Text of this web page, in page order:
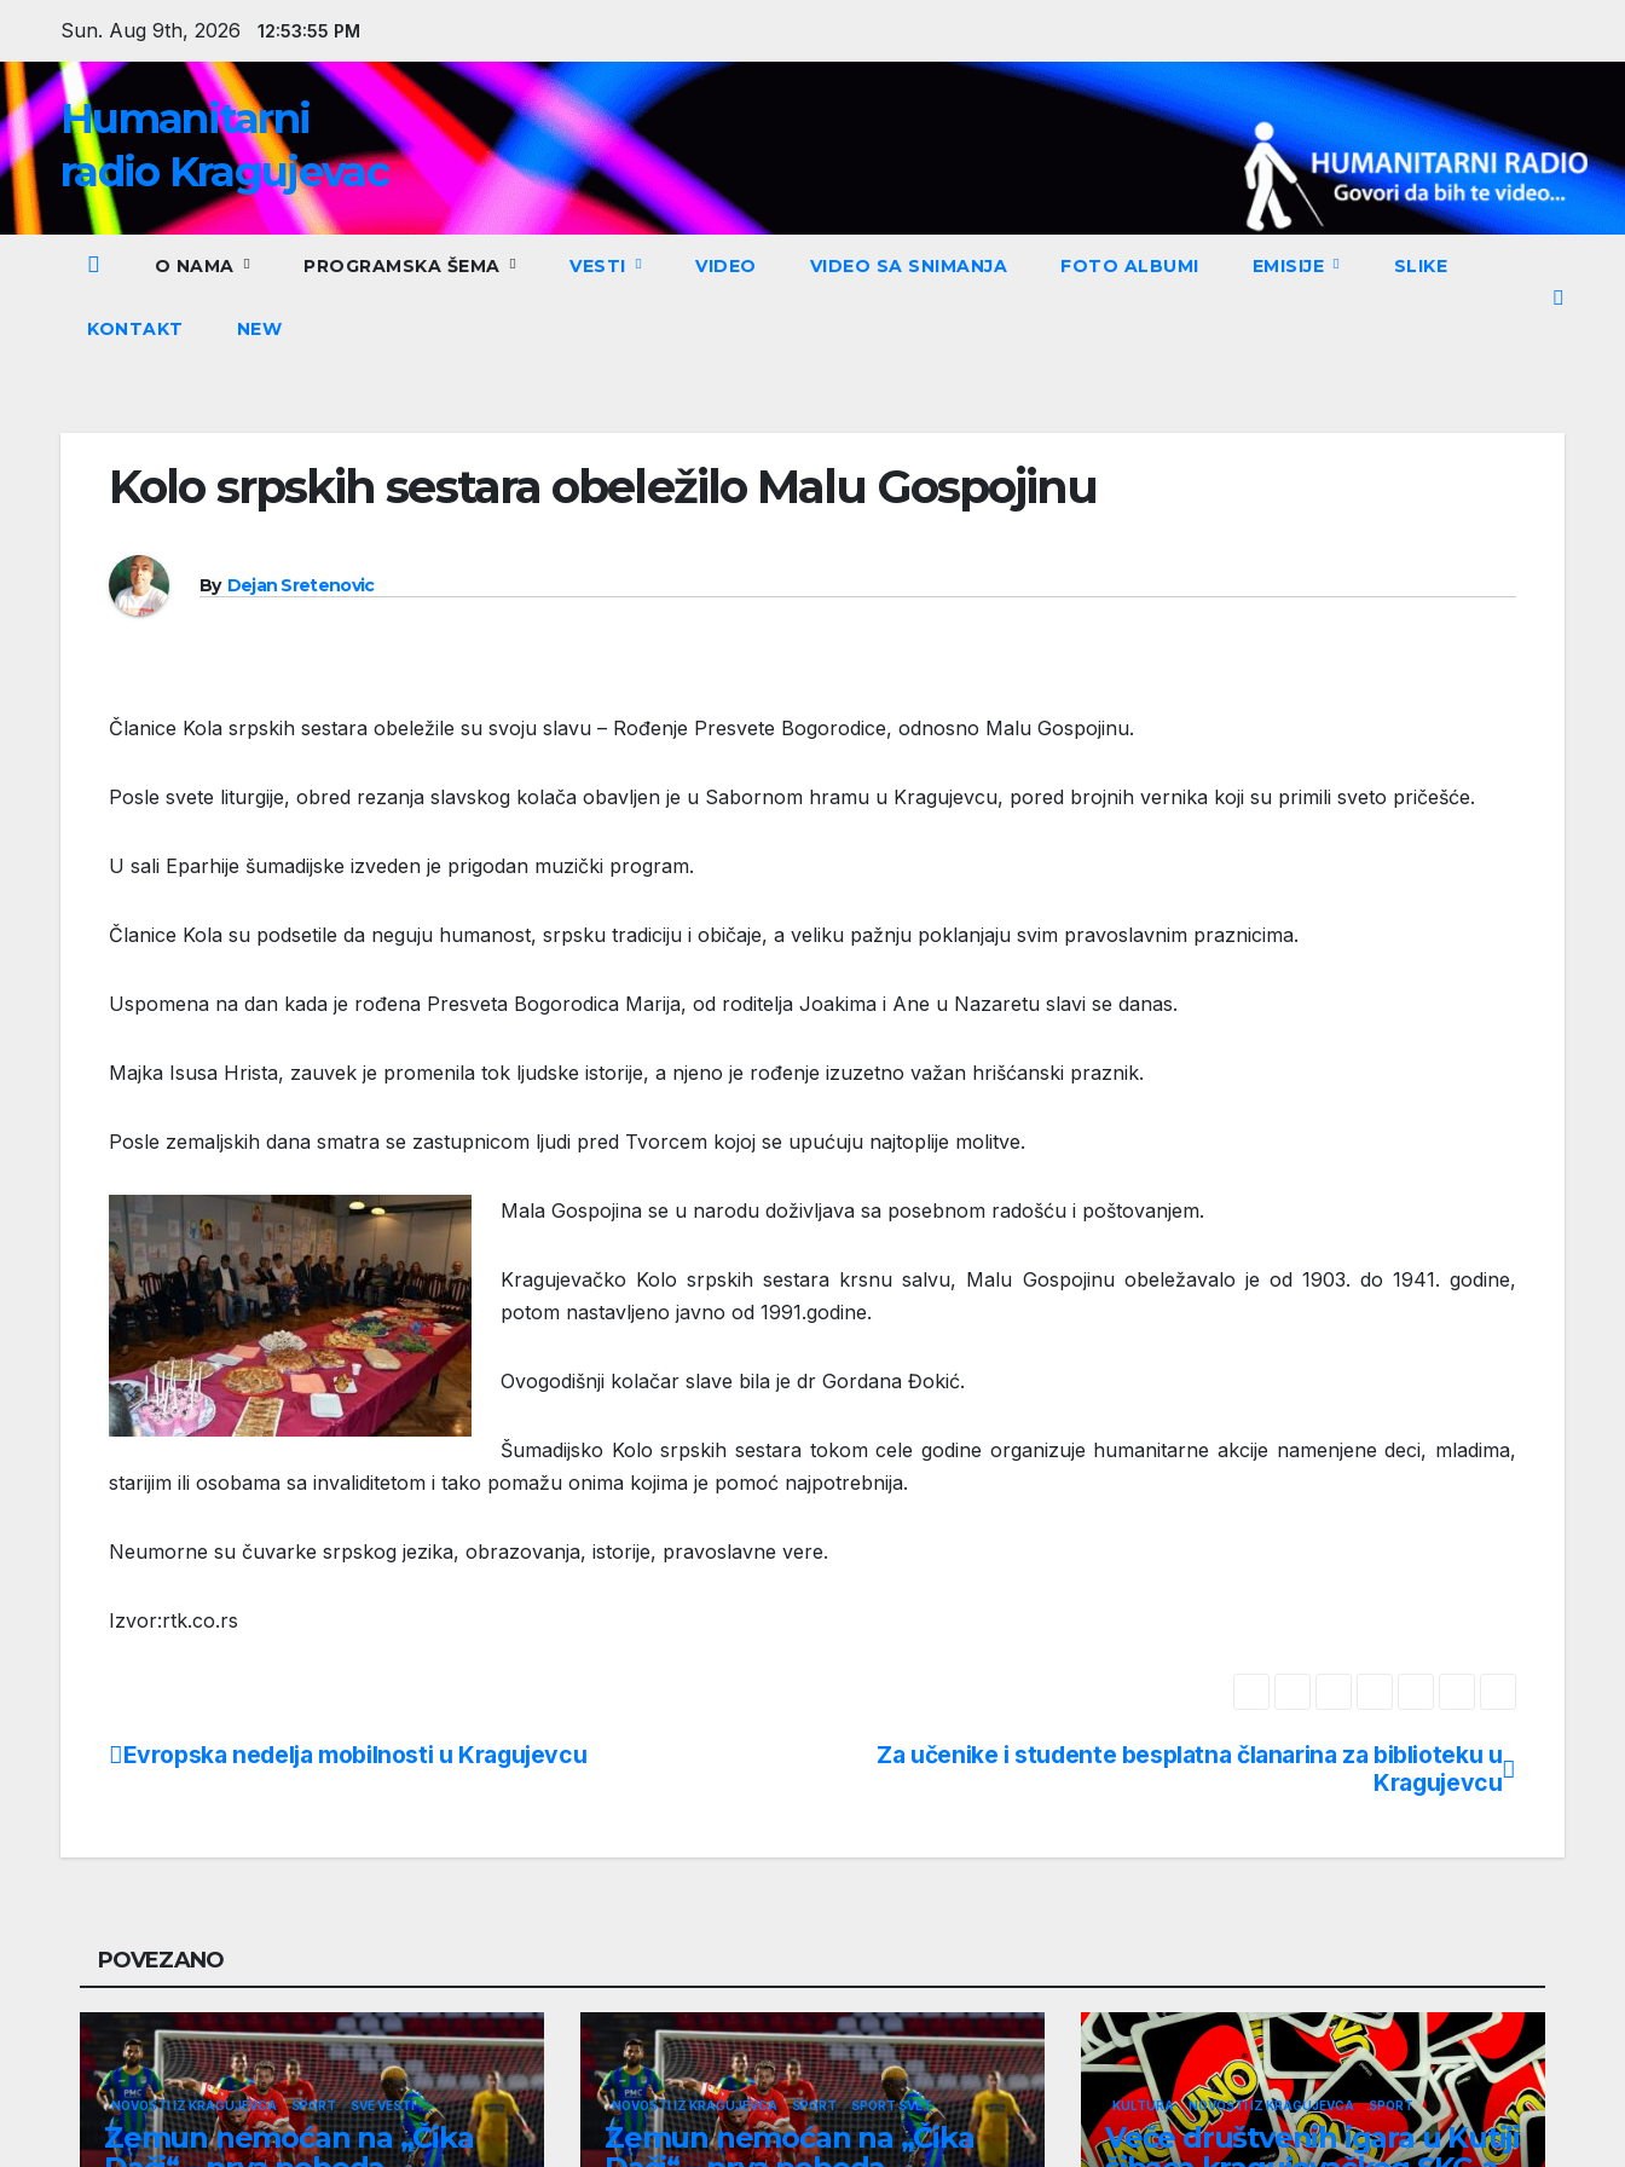
content
Sun. Aug 9th, 2026 12:53:56 PM
Humanitarni
radio Kragujevac
O NAMA PROGRAMSKA ŠEMA VESTI VIDEO VIDEO SA SNIMANJA FOTO ALBUMI EMISIJE SLIKE
KONTAKT NEW
Kolo srpskih sestara obeležilo Malu Gospojinu
By Dejan Sretenovic
Članice Kola srpskih sestara obeležile su svoju slavu – Rođenje Presvete Bogorodice, odnosno Malu Gospojinu.
Posle svete liturgije, obred rezanja slavskog kolača obavljen je u Sabornom hramu u Kragujevcu, pored brojnih vernika koji su primili sveto pričešće.
U sali Eparhije šumadijske izveden je prigodan muzički program.
Članice Kola su podsetile da neguju humanost, srpsku tradiciju i običaje, a veliku pažnju poklanjaju svim pravoslavnim praznicima.
Uspomena na dan kada je rođena Presveta Bogorodica Marija, od roditelja Joakima i Ane u Nazaretu slavi se danas.
Majka Isusa Hrista, zauvek je promenila tok ljudske istorije, a njeno je rođenje izuzetno važan hrišćanski praznik.
Posle zemaljskih dana smatra se zastupnicom ljudi pred Tvorcem kojoj se upućuju najtoplije molitve.
Mala Gospojina se u narodu doživljava sa posebnom radošću i poštovanjem.
Kragujevačko Kolo srpskih sestara krsnu salvu, Malu Gospojinu obeležavalo je od 1903. do 1941. godine,
potom nastavljeno javno od 1991.godine.
Ovogodišnji kolačar slave bila je dr Gordana Đokić.
Šumadijsko Kolo srpskih sestara tokom cele godine organizuje humanitarne akcije namenjene deci, mladima,
starijim ili osobama sa invaliditetom i tako pomažu onima kojima je pomoć najpotrebnija.
Neumorne su čuvarke srpskog jezika, obrazovanja, istorije, pravoslavne vere.
Izvor:rtk.co.rs
Post
Za učenike i studente besplatna članarina za biblioteku u
Kragujevcu
Evropska nedelja mobilnosti u Kragujevcu
POVEZANO
NOVOSTI IZ KRAGUJEVCA SPORT SVE VESTI
Zemun nemoćan na „Čika
NOVOSTI IZ KRAGUJEVCA SPORT SPORT SVET
Zemun nemoćan na „Čika
KULTURA NOVOSTI IZ KRAGUJEVCA SPORT
Veče društvenih igara u Kutiji